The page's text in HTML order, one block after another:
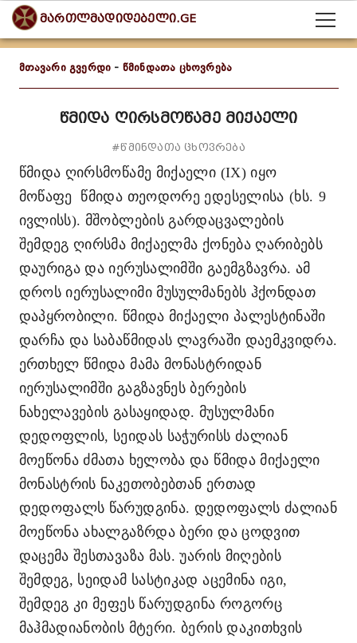
მართლმადიდებელი.GE
მთავარი გვერდი - წმინდათა ცხოვრება
წმიდა ღირსმოწამე მიქაელი
#წმინდათა ცხოვრება
წმიდა ღირსმოწამე მიქაელი (IX)იყო
მოწაფე
წმიდა თეოდორე ედესელისა (ხს. 9
ივლისს). მშობლების გარდაცვალების
შემდეგ ღირსმა მიქაელმა ქონება ღარიბებს
დაურიგა და იერუსალიმში გაემგზავრა. ამ
დროს იერუსალიმი მუსულმანებს ჰქონდათ
დაპყრობილი. წმიდა მიქაელი პალესტინაში
დარჩა და საბაწმიდას ლავრაში დაემკვიდრა.
ერთხელ წმიდა მამა მონასტრიდან
იერუსალიმში გაგზავნეს ბერების
ნახელავების გასაყიდად. მუსულმანი
დედოფლის, სეიდას საჭურისს ძალიან
მოეწონა ძმათა ხელობა და წმიდა მიქაელი
მონასტრის ნაკეთობებთან ერთად
დედოფალს წარუდგინა. დედოფალს ძალიან
მოეწონა ახალგაზრდა ბერი და ცოდვით
დაცემა შესთავაზა მას. უარის მიღების
შემდეგ, სეიდამ სასტიკად აცემინა იგი,
შემდეგ კი მეფეს წარუდგინა როგორც
მაჰმადიანობის მტერი. ბერის დაკითხვის